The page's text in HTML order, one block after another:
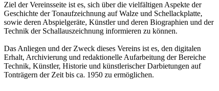
Ziel der Vereinsseite ist es, sich über die vielfältigen Aspekte der
Geschichte der Tonaufzeichnung auf Walze und Schellackplatte,
sowie deren Abspielgeräte, Künstler und deren Biographien und der
Technik der Schallauszeichnung informieren zu können.
Das Anliegen und der Zweck dieses Vereins ist es, den digitalen
Erhalt, Archivierung und redaktionelle Aufarbeitung der Bereiche
Technik, Künstler, Historie und künstlerischer Darbietungen auf
Tonträgern der Zeit bis ca. 1950 zu ermöglichen.